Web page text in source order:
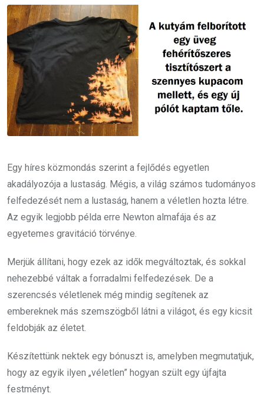
Egy híres közmondás szerint a fejlődés egyetlen
akadályozója a lustaság. Mégis, a világ számos tudományos
felfedezését nem a lustaság, hanem a véletlen hozta létre.
Az egyik legjobb példa erre Newton almafája és az
egyetemes gravitáció törvénye.
Merjük állítani, hogy ezek az idők megváltoztak, és sokkal
nehezebbé váltak a forradalmi felfedezések. De a
szerencsés véletlenek még mindig segítenek az
embereknek más szemszögből látni a világot, és egy kicsit
feldobják az életet.
Készítettünk nektek egy bónuszt is, amelyben megmutatjuk,
hogy az egyik ilyen „véletlen” hogyan szült egy újfajta
festményt.